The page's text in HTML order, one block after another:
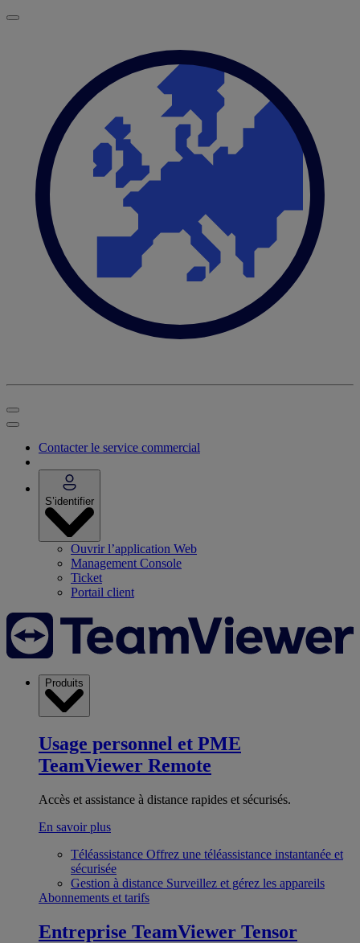
Contacter le service commercial
S’identifier
Ouvrir l’application Web
Management Console
Ticket
Portail client
Produits
Usage personnel et PME
TeamViewer Remote
Accès et assistance à distance rapides et sécurisés.
En savoir plus
Téléassistance Offrez une téléassistance instantanée et
sécurisée
Gestion à distance Surveillez et gérez les appareils
Abonnements et tarifs
Entreprise TeamViewer Tensor